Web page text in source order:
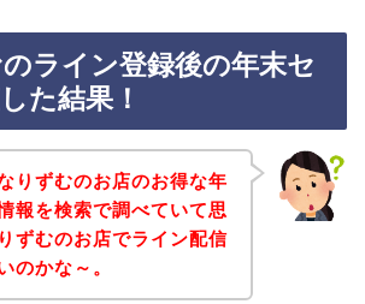
ライン登録後の年末セ
た結果！
りずむのお店のお得な年
報を検索で調べていて思
ずむのお店でライン配信
のかな～。